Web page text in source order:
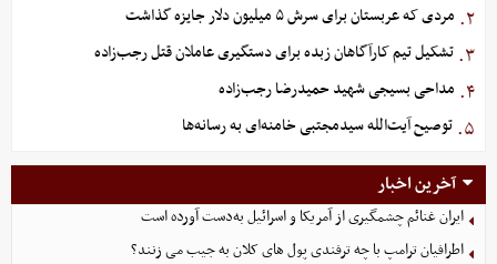
۲. مردی که عربستان برای سرش ۵ میلیون دلار جایزه گذاشت
۳. تشکیل تیم کارآگاهان زبده برای دستگیری عاملان قتل رجب‌زاده
۴. مداحی بسیجی شهید حمیدرضا رجب‌زاده
۵. توصیح آیت‌الله سیدمجتبی خامنه‌ای به رسانه‌ها
آخرین اخبار
ایران غنائم چشمگیری از آمریکا و اسرائیل به‌دست آورده است
اطرافیان ترامپ با چه ترفندی پول های کلان به جیب می زنند؟